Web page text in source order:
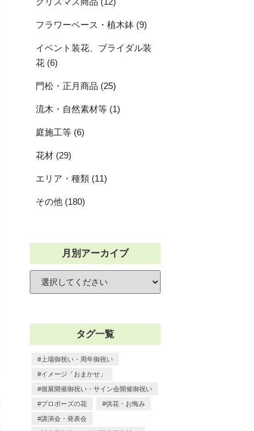
フラワーベース・植木鉢 (9)
イベント装花、ブライダル装
花 (6)
門松・正月商品 (25)
流木・自然素材等 (1)
庭施工等 (6)
花材 (29)
エリア・種類 (11)
その他 (180)
月別アーカイブ
タグ一覧
上場御祝い・周年御祝い
イメージ「おまかせ」
個展開催御祝い・サイン会開催御祝い
プロポーズの花 供花・お悔み
講演会・発表会